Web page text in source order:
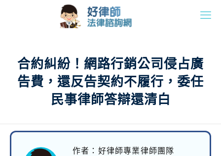
合約糾紛！網路行銷公司侵占廣
告費，還反告契約不履行，委任
民事律師答辯還清白
作者：好律師專業律師團隊